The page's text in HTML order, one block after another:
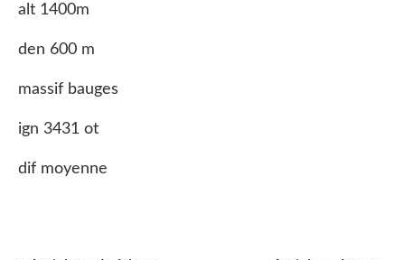
alt 1400m
den 600 m
massif bauges
ign 3431 ot
dif moyenne